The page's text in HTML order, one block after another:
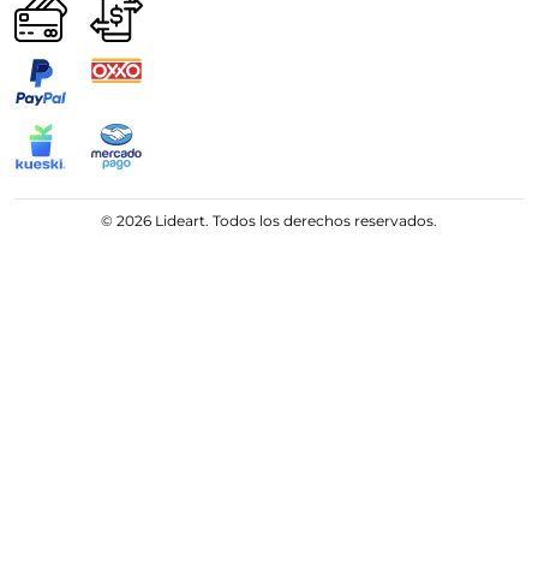
© 2026 Lideart. Todos los derechos reservados.